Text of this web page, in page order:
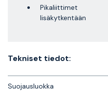
Pikaliittimet
lisäkytkentään
Tekniset tiedot:
Suojausluokka